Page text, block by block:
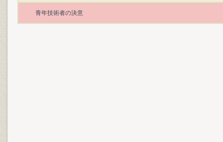
青年技術者の決意